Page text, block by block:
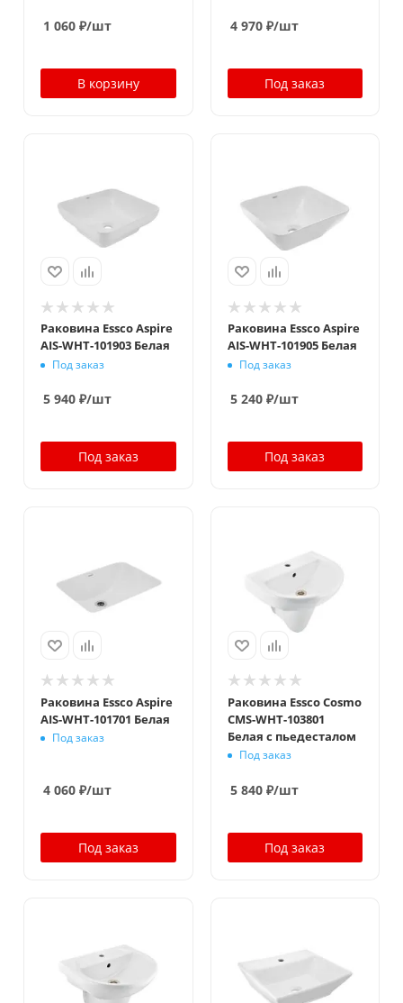
1 060 ₽/шт
В корзину
4 970₽/шт
Под заказ
Раковина Essco Aspire
AIS-WHT-101903 Белая
Под заказ
5 940 ₽/шт
Под заказ
Раковина Essco Aspire
AIS-WHT-101905 Белая
Под заказ
5 240₽/шт
Под заказ
Раковина Essco Aspire
AIS-WHT-101701 Белая
Под заказ
4 060 ₽/шт
Под заказ
Раковина Essco Cosmo
CMS-WHT-103801
Белая с пьедесталом
Под заказ
5 840₽/шт
Под заказ